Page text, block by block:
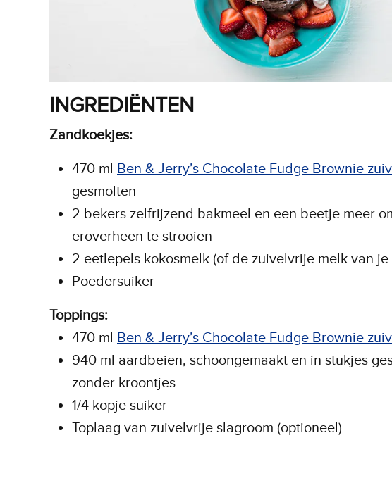
INGREDIËNTEN
Zandkoekjes:
470 ml Ben & Jerry’s Chocolate Fudge Brownie
gesmolten
2 bekers zelfrijzend bakmeel en een beetje meer
eroverheen te strooien
2 eetlepels kokosmelk (of de zuivelvrije melk van je
Poedersuiker
Toppings:
470 ml Ben & Jerry’s Chocolate Fudge Brownie
940 ml aardbeien, schoongemaakt en in stukjes
zonder kroontjes
1/4 kopje suiker
Toplaag van zuivelvrije slagroom (optioneel)